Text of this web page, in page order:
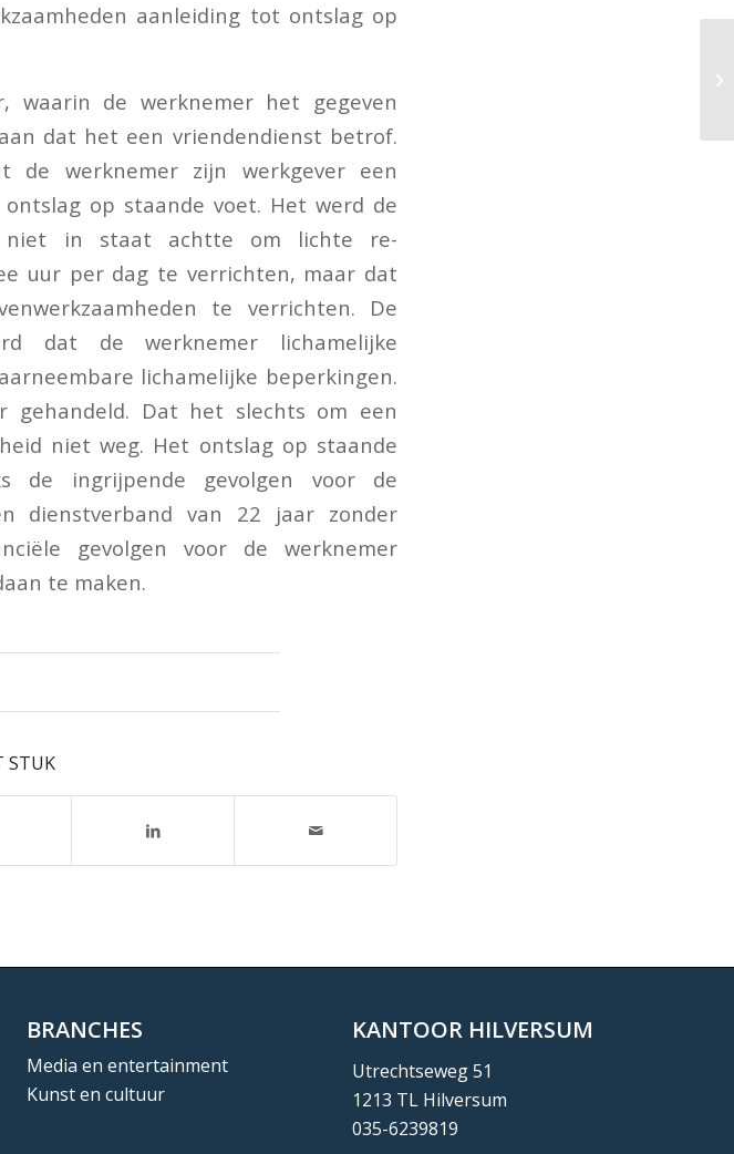
aanleiding tot ontslag op
waarin de werknemer het gegeven
dat het een vriendendienst betrof.
de werknemer zijn werkgever een
op staande voet. Het werd de
niet in staat achtte om lichte re-
uur per dag te verrichten, maar dat
te verrichten. De
dat de werknemer lichamelijke
lichamelijke beperkingen.
gehandeld. Dat het slechts om een
niet weg. Het ontslag op staande
de ingrijpende gevolgen voor de
dienstverband van 22 jaar zonder
gevolgen voor de werknemer
te maken.
STUK
BRANCHES
Media en entertainment
Kunst en cultuur
KANTOOR HILVERSUM
Utrechtseweg 51
1213 TL Hilversum
035-6239819